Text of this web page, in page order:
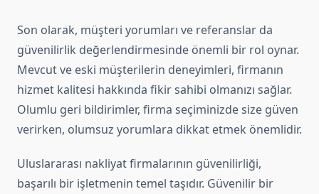
Son olarak, müşteri yorumları ve referanslar da
güvenilirlik değerlendirmesinde önemli bir rol oynar.
Mevcut ve eski müşterilerin deneyimleri, firmanın
hizmet kalitesi hakkında fikir sahibi olmanızı sağlar.
Olumlu geri bildirimler, firma seçiminizde size güven
verirken, olumsuz yorumlara dikkat etmek önemlidir.
Uluslararası nakliyat firmalarının güvenilirliği,
başarılı bir işletmenin temel taşıdır. Güvenilir bir